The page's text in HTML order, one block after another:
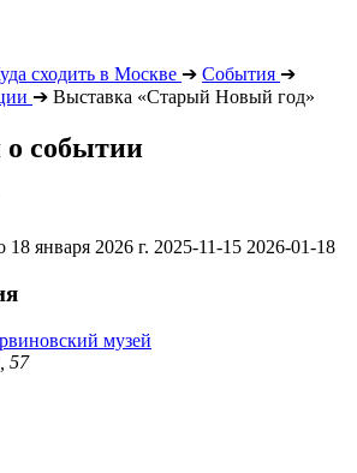
сходить в Москве ➔ События ➔
➔ Выставка «Старый Новый год»
событии
18 января 2026 г. 2025-11-15 2026-01-18
музей
57